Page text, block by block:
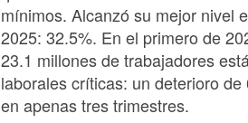
mínimos. Alcanzó su mejor nivel
2025: 32.5%. En el primero de
23.1 millones de trabajadores
laborales críticas: un deterioro
en apenas tres trimestres.